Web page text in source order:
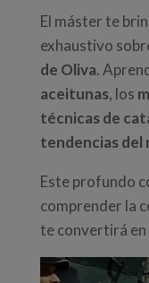
El máster te
exhaustivo
de Oliva.
aceitunas, los
técnicas de
tendencias del
Este profundo
comprender la
te convertirá